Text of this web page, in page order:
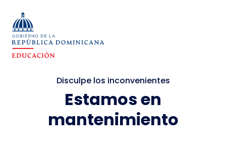
Disculpe los inconvenientes
Estamos en
mantenimiento